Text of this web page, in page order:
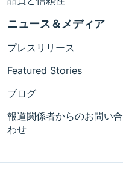
ニュース＆メディア
プレスリリース
Featured Stories
ブログ
報道関係者からのお問い合
わせ